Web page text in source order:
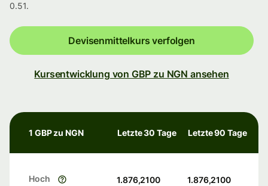
0.51.
Devisenmittelkurs verfolgen
Kursentwicklung von GBP zu NGN ansehen
1 GBP zu NGN Letzte 30 Tage Letzte 90 Tage
Hoch 1.876,2100 1.876,2100